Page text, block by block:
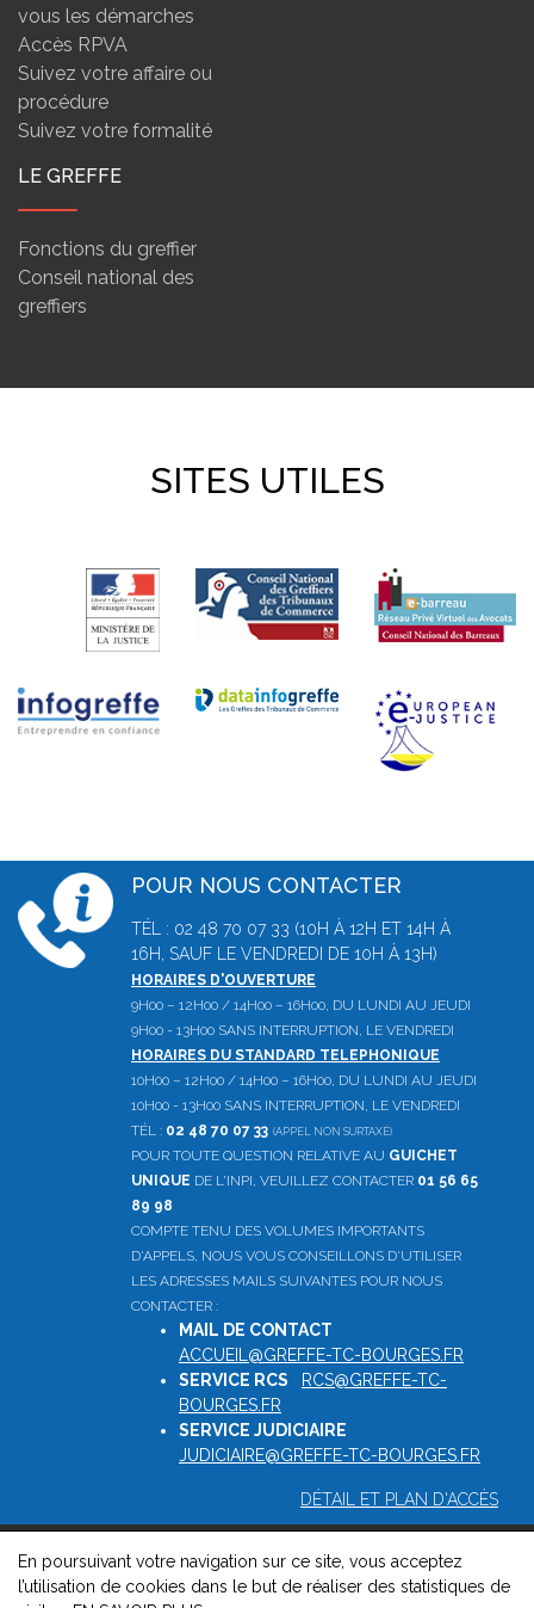
vous les démarches
Accès RPVA
Suivez votre affaire ou
procédure
Suivez votre formalité
LE GREFFE
Fonctions du greffier
Conseil national des
greffiers
SITES UTILES
POUR NOUS CONTACTER
TÉL : 02 48 70 07 33 (10H À 12H ET 14H À
16H, SAUF LE VENDREDI DE 10H À 13H)
HORAIRES D'OUVERTURE
9H00 – 12H00 / 14H00 – 16H00, DU LUNDI AU JEUDI
9H00 - 13H00 SANS INTERRUPTION, LE VENDREDI
HORAIRES DU STANDARD TELEPHONIQUE
10H00 – 12H00 / 14H00 – 16H00, DU LUNDI AU JEUDI
10H00 - 13H00 SANS INTERRUPTION, LE VENDREDI
TÉL : 02 48 70 07 33 (APPEL NON SURTAXÉ)
POUR TOUTE QUESTION RELATIVE AU GUICHET
UNIQUE DE L'INPI, VEUILLEZ CONTACTER 01 56 65
89 98
COMPTE TENU DES VOLUMES IMPORTANTS
D'APPELS, NOUS VOUS CONSEILLONS D'UTILISER
LES ADRESSES MAILS SUIVANTES POUR NOUS
CONTACTER :
MAIL DE CONTACT
ACCUEIL@GREFFE-TC-BOURGES.FR
SERVICE RCS
RCS@GREFFE-TC-
BOURGES.FR
SERVICE JUDICIAIRE
JUDICIAIRE@GREFFE-TC-BOURGES.FR
DÉTAIL ET PLAN D'ACCÈS
© 2026, Greffe du tribunal de commerce de Bourges -
Mentions légales-Contact -Gestion des cookies-Politique de
En poursuivant votre navigation sur ce site, vous acceptez
l’utilisation de cookies dans le but de réaliser des statistiques de